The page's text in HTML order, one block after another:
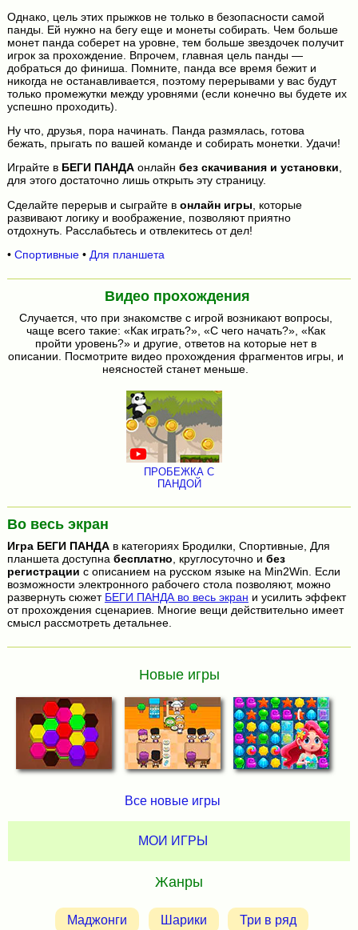
Однако, цель этих прыжков не только в безопасности самой
панды. Ей нужно на бегу еще и монеты собирать. Чем больше
монет панда соберет на уровне, тем больше звездочек получит
игрок за прохождение. Впрочем, главная цель панды —
добраться до финиша. Помните, панда все время бежит и
никогда не останавливается, поэтому перерывами у вас будут
только промежутки между уровнями (если конечно вы будете их
успешно проходить).
Ну что, друзья, пора начинать. Панда размялась, готова
бежать, прыгать по вашей команде и собирать монетки. Удачи!
Играйте в БЕГИ ПАНДАонлайн без скачивания и установки,
для этого достаточно лишь открыть эту страницу.
Сделайте перерыв и сыграйте в онлайн игры , которые
развивают логику и воображение, позволяют приятно
отдохнуть. Расслабьтесь и отвлекитесь от дел!
• Спортивные• Для планшета
Видео прохождения
Случается, что при знакомстве с игрой возникают вопросы,
чаще всего такие: «Как играть?», «С чего начать?», «Как
пройти уровень?» и другие, ответов на которые нет в
описании. Посмотрите видео прохождения фрагментов игры, и
неясностей станет меньше.
ПРОБЕЖКА С
ПАНДОЙ
Во весь экран
Игра БЕГИ ПАНДАв категориях Бродилки, Спортивные, Для
планшета доступна бесплатно, круглосуточно и без
регистрации с описанием на русском языке на Min2Win. Если
возможности электронного рабочего стола позволяют, можно
развернуть сюжет БЕГИ ПАНДА во весь экран и усилить эффект
от прохождения сценариев. Многие вещи действительно имеет
смысл рассмотреть детальнее.
Новые игры
Все новые игры
МОИ ИГРЫ
Жанры
Маджонги Шарики Три в ряд